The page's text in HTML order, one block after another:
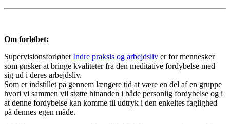
Om forløbet:
Supervisionsforløbet Indre praksis og arbejdsliv er for mennesker
som ønsker at bringe kvaliteter fra den meditative fordybelse med
sig ud i deres arbejdsliv.
Som er indstillet på gennem længere tid at være en del af en gruppe
hvori vi sammen vil støtte hinanden i både personlig fordybelse og i
at denne fordybelse kan komme til udtryk i den enkeltes faglighed
på dennes egen måde.